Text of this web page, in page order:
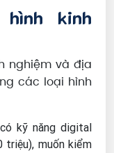
kinh
nghiệm và địa
các loại hình
kỹ năng digital
triệu), muốn kiểm